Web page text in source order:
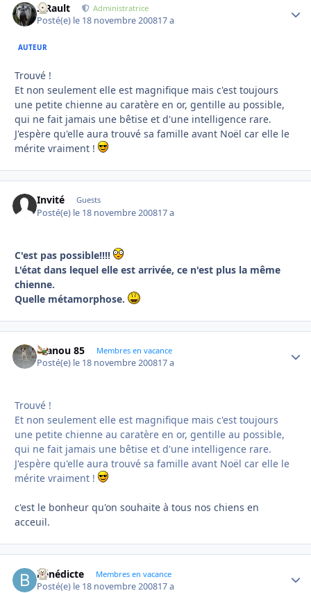
S.Rault Administratrice
Posté(e) le 18 novembre 200817 a
AUTEUR
Trouvé !
Et non seulement elle est magnifique mais c'est toujours
une petite chienne au caratère en or, gentille au possible,
qui ne fait jamais une bêtise et d'une intelligence rare.
J'espère qu'elle aura trouvé sa famille avant Noël car elle le
mérite vraiment !
Invité Guests
Posté(e) le 18 novembre 200817 a
C'est pas possible!!!!
L'état dans lequel elle est arrivée, ce n'est plus la même
chienne.
Quelle métamorphose.
manou 85 Membres en vacance
Posté(e) le 18 novembre 200817 a
Trouvé !
Et non seulement elle est magnifique mais c'est toujours
une petite chienne au caratère en or, gentille au possible,
qui ne fait jamais une bêtise et d'une intelligence rare.
J'espère qu'elle aura trouvé sa famille avant Noël car elle le
mérite vraiment !
c'est le bonheur qu'on souhaite à tous nos chiens en
acceuil.
bénédicte Membres en vacance
Posté(e) le 18 novembre 200817 a